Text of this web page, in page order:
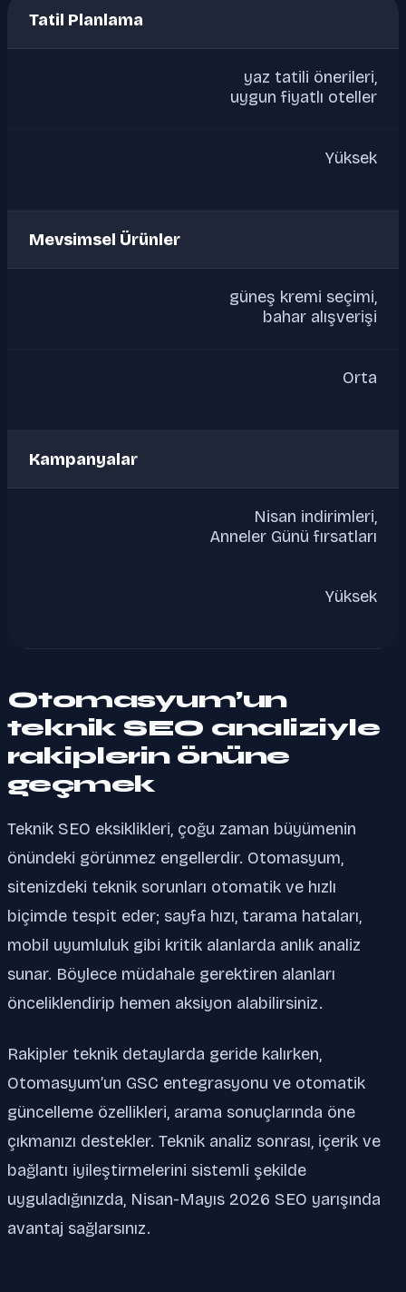
Tatil Planlama
yaz tatili önerileri,
uygun fiyatlı oteller
Yüksek
Mevsimsel Ürünler
güneş kremi seçimi,
bahar alışverişi
Orta
Kampanyalar
Nisan indirimleri,
Anneler Günü fırsatları
Yüksek
Otomasyum’un
teknik SEO analiziyle
rakiplerin önüne
geçmek
Teknik SEO eksiklikleri, çoğu zaman büyümenin
önündeki görünmez engellerdir. Otomasyum,
sitenizdeki teknik sorunları otomatik ve hızlı
biçimde tespit eder; sayfa hızı, tarama hataları,
mobil uyumluluk gibi kritik alanlarda anlık analiz
sunar. Böylece müdahale gerektiren alanları
önceliklendirip hemen aksiyon alabilirsiniz.
Rakipler teknik detaylarda geride kalırken,
Otomasyum’un GSC entegrasyonu ve otomatik
güncelleme özellikleri, arama sonuçlarında öne
çıkmanızı destekler. Teknik analiz sonrası, içerik ve
bağlantı iyileştirmelerini sistemli şekilde
uyguladığınızda, Nisan-Mayıs 2026 SEO yarışında
avantaj sağlarsınız.